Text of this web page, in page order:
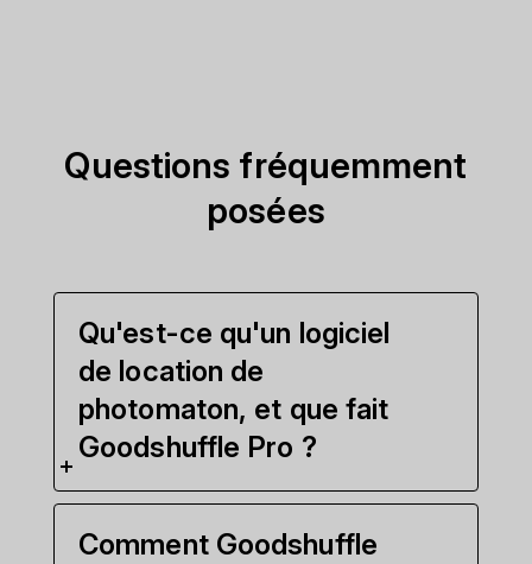
Questions fréquemment
posées
Qu'est-ce qu'un logiciel
de location de
photomaton, et que fait
Goodshuffle Pro ?
Comment Goodshuffle